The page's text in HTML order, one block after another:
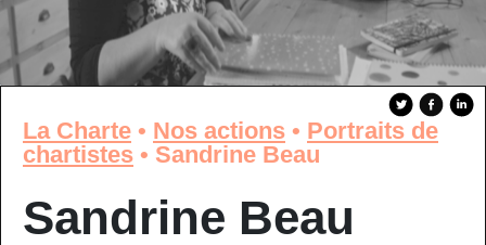
La Charte • Nos actions • Portraits de
chartistes • Sandrine Beau
Sandrine Beau